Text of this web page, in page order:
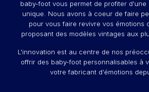
baby-foot vous permet de profiter
unique. Nous avons à coeur de faire
pour vous faire revivre vos émotions
proposant des modèles vintages aux
L'innovation est au centre de nos
offrir des baby-foot personnalisables à
votre fabricant d'émotions